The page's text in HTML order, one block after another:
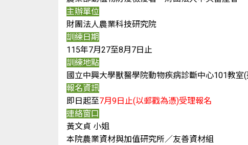
主辦單位
財團法人農業科技研究院
訓練日期
115年7月27至8月7日止
訓練地點
國立中興大學獸醫學院動物疾病診斷中心101教
報名資訊
即日起至7月9日止(以郵戳為憑)受理報名
連絡窗口
黃文貞 小姐
本院農業資材與加值研究所／友善資材組